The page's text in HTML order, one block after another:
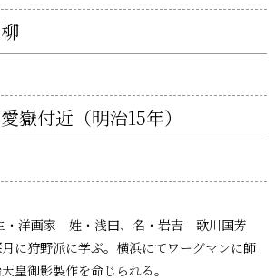
嶽付近（明治15年）
・洋画家 姓・浅田、名・岩吉 歌川国芳
に狩野派に学ぶ。横浜にてワーグマンに師
皇御影製作を命じられる。